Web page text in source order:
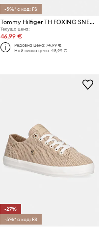
-5%* с код: FS
Tommy Hilfiger TH FOXING SNEAKER CANVAS ниски кецове дамски
Текуща цена:
46,99 €
Редовна цена:74,99 €
Най-ниска цена:48,99 €
-27%
-5%* с код: FS